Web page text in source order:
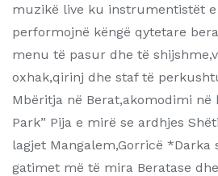
muzikë live ku instrumentistët
performojnë këngë qytetare
menu të pasur dhe të
oxhak,qirinj dhe staf të
Mbëritja në Berat,akomodimi në
Park” Pija e mirë se ardhjes
lagjet Mangalem,Gorricë *Darka
gatimet më të mira Beratase